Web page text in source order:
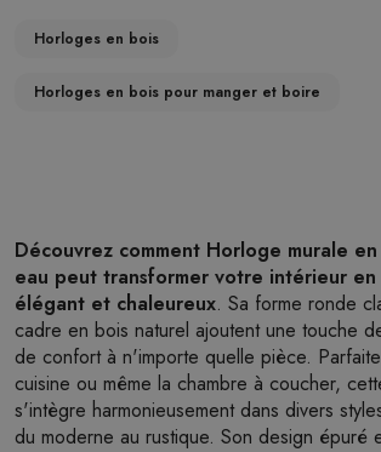
Horloges en bois
Horloges en bois pour manger et boire
Découvrez comment Horloge murale
eau peut transformer votre intérieur en
élégant et chaleureux. Sa forme ronde
cadre en bois naturel ajoutent une touche
de confort à n'importe quelle pièce.
cuisine ou même la chambre à coucher,
s'intègre harmonieusement dans divers
du moderne au rustique. Son design épuré